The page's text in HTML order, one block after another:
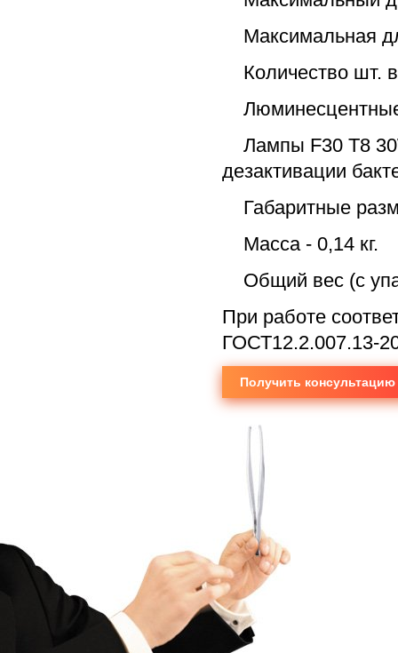
Максимальная
Количество шт.
Люминесцентные
Лампы F30 T8
дезактивации
Габаритные
Масса - 0,14 кг.
Общий вес (с
При работе
ГОСТ12.2.007.13-
Получить консультацию